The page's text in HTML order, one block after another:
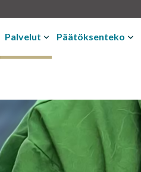
Palvelut Päätöksenteko